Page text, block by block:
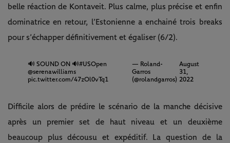
belle réaction de Kontaveit. Plus calme, plus précise et enfin
dominatrice en retour, l’Estonienne a enchainé trois breaks
pour s’échapper définitivement et égaliser (6/2).
🔊 SOUND ON 🔊#USOpen
@serenawilliams
pic.twitter.com/47zOl0vTq1
— Roland-
Garros
(@rolandgarros)
August
31,
2022
Difficile alors de prédire le scénario de la manche décisive
après un premier set de haut niveau et un deuxième
beaucoup plus décousu et expéditif. La question de la